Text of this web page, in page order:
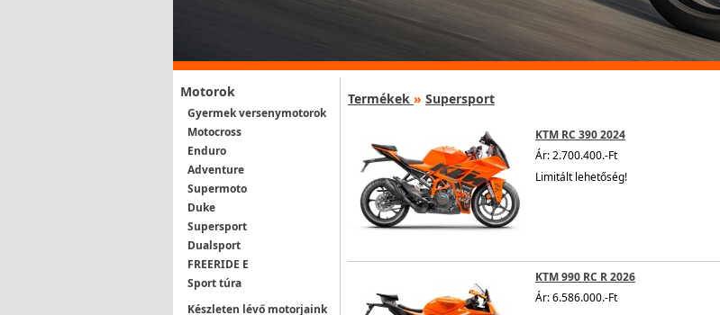
Motorok
Gyermek versenymotorok
Motocross
Enduro
Adventure
Supermoto
Duke
Supersport
Dualsport
FREERIDE E
Sport túra
Készleten lévő motorjaink
Termékek » Supersport
KTM RC 390 2024
Ár: 2.700.400.-Ft
Limitált lehetőség!
KTM 990 RC R 2026
Ár: 6.586.000.-Ft